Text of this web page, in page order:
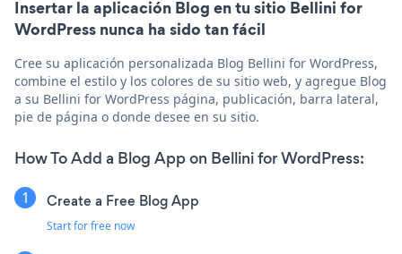
Insertar la aplicación Blog en tu sitio Bellini for
WordPress nunca ha sido tan fácil
Cree su aplicación personalizada Blog Bellini for WordPress,
combine el estilo y los colores de su sitio web, y agregue Blog
a su Bellini for WordPress página, publicación, barra lateral,
pie de página o donde desee en su sitio.
How To Add a Blog App on Bellini for WordPress:
Create a Free Blog App
Start for free now